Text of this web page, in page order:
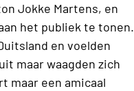
Jokke Martens, en
het publiek te tonen.
en voelden
maar waagden zich
maar een amicaal